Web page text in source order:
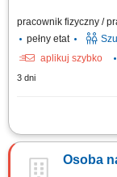
pracownik fizyczny /
pełny etat
aplikuj szybko
3 dni
Opis stanowiska:
betonowych;Osoba